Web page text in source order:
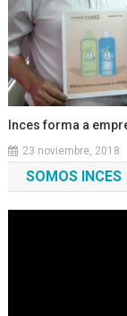
Inces forma a
23 noviembre, 2018
SOMOS INCES